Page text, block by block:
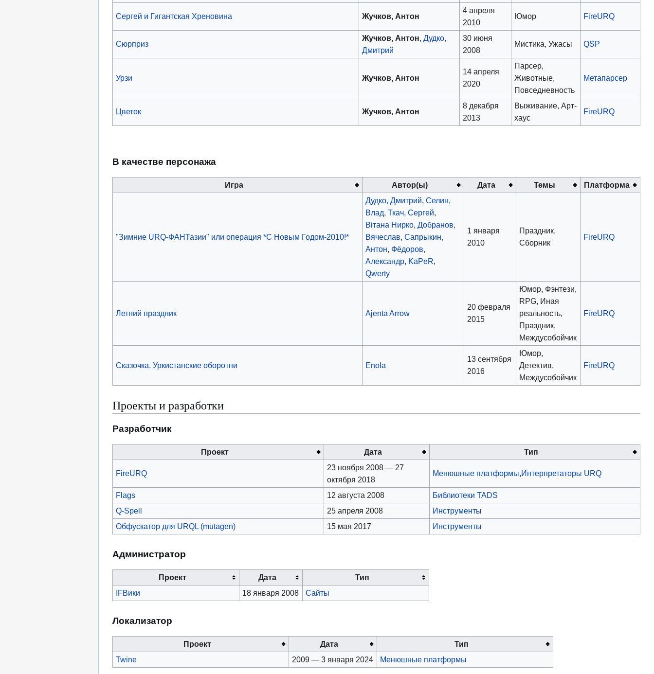
Сергей и Гигантская Хреновина Жучков, Антон
4 апреля
2010
Юмор FireURQ
Сюрприз
Жучков, Антон,Дудко,
Дмитрий
30 июня
2008
Мистика, Ужасы QSP
Урзи Жучков, Антон
14 апреля
2020
Парсер,
Животные,
Повседневность
Метапарсер
Цветок Жучков, Антон
8 декабря
2013
Выживание, Арт-
хаус
FireURQ
В качестве персонажа
Игра Автор(ы) Дата Темы Платформа
"Зимние URQ-ФАНТазии" или операция *С Новым Годом-2010!*
Дудко, Дмитрий,Селин,
Влад,Ткач, Сергей,
Вiтана Нирко,Добранов,
Вячеслав,Сапрыкин,
Антон, Фёдоров,
Александр, KaPeR,
Qwerty
1 января
2010
Праздник,
Сборник
FireURQ
Летний праздник Ajenta Arrow
20 февраля
2015
Юмор, Фэнтези,
RPG, Иная
реальность,
Праздник,
Междусобойчик
FireURQ
Сказочка. Уркистанские оборотни Enola
13 сентября
2016
Юмор,
Детектив,
Междусобойчик
FireURQ
Проекты и разработки
Разработчик
Проект Дата Тип
FireURQ
23 ноября 2008 — 27
октября 2018
Менюшные платформы,Интерпретаторы URQ
Flags 12 августа 2008
Библиотеки TADS
Q-Spell
25 апреля 2008
Инструменты
Обфускатор для URQL (mutagen)
15 мая 2017 Инструменты
Администратор
Проект Дата
Тип
IFВики
18 января 2008 Сайты
Локализатор
Проект Дата
Тип
Twine
2009 — 3 января 2024 Менюшные платформы